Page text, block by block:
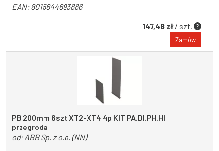
EAN:8015644693886
147,48 zł / szt.
Zamów
PB 200mm 6szt XT2-XT4 4p KIT PA.DI.PH.HI
przegroda
od: ABB Sp. z o.o. (NN)